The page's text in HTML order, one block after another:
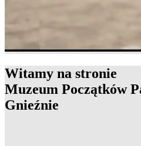
Witamy na stronie
Muzeum Początków
Gnieźnie